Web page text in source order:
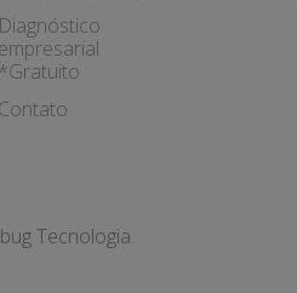
Diagnóstico
empresarial
*Gratuito
Contato
Tecnologia.